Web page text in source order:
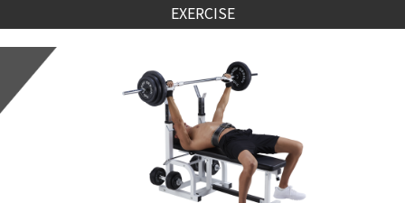
EXERCISE